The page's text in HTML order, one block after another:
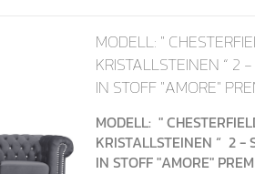
MODELL: "
KRISTALLSTEINEN “ 2
IN STOFF "AMORE"
MODELL: "
KRISTALLSTEINEN “2 -
IN STOFF "AMORE"